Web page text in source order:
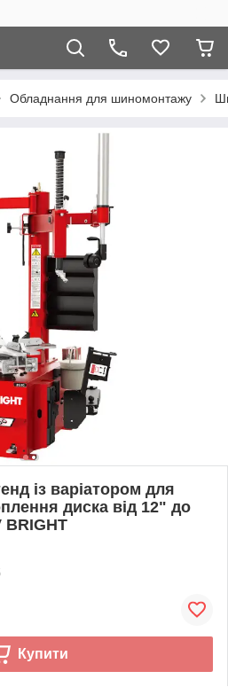
Обладнання для шиномонтажу
із варіатором для
диска від 12" до
BRIGHT
Купити